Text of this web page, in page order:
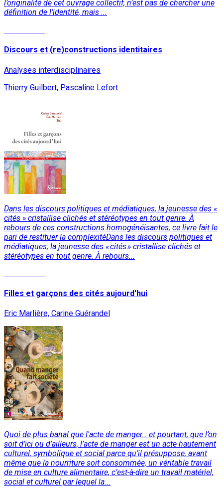
l’originalité de cet ouvrage collectif, n’est pas de chercher une
définition de l’identité, mais ...
Discours et (re)constructions identitaires
Analyses interdisciplinaires
Thierry Guilbert, Pascaline Lefort
Dans les discours politiques et médiatiques, la jeunesse des «
cités » cristallise clichés et stéréotypes en tout genre. À
rebours de ces constructions homogénéisantes, ce livre fait le
pari de restituer la complexitéDans les discours politiques et
médiatiques, la jeunesse des « cités » cristallise clichés et
stéréotypes en tout genre. À rebours...
Filles et garçons des cités aujourd'hui
Eric Marlière, Carine Guérandel
Quoi de plus banal que l'acte de manger… et pourtant, que l’on
soit d’ici ou d’ailleurs, l’acte de manger est un acte hautement
culturel, symbolique et social parce qu’il présuppose, avant
même que la nourriture soit consommée, un véritable travail
de mise en culture alimentaire, c’est-à-dire un travail matériel,
social et culturel par lequel la...